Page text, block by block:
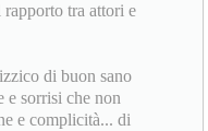
tra attori e
di buon sano
e sorrisi che non
e complicità... di